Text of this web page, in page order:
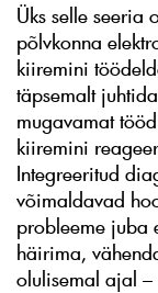
Üks selle seeria
põlvkonna
kiiremini
täpsemalt
mugavamat
kiiremini
Integreeritud
võimaldavad
probleeme juba
häirima,
olulisemal ajal –